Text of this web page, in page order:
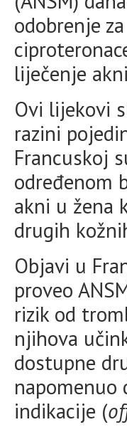
odobrenje
liječenje
Ovi lijekovi
razini
Francuskoj
određenom
akni u žena
drugih
Objavi u
proveo
rizik od
njihova
dostupne
napomenuo
indikacije (